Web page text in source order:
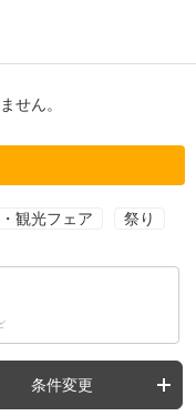
せん。
観光フェア 祭り
条件変更